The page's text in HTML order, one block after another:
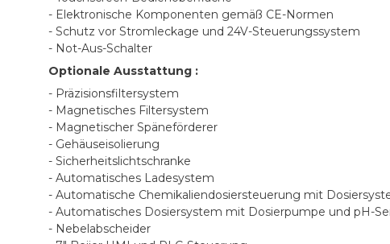
- Elektronische Komponenten gemäß CE-Normen
- Schutz vor Stromleckage und 24V-Steuerungssystem
- Not-Aus-Schalter
Optionale Ausstattung :
- Präzisionsfiltersystem
- Magnetisches Filtersystem
- Magnetischer Späneförderer
- Gehäuseisolierung
- Sicherheitslichtschranke
- Automatisches Ladesystem
- Automatische Chemikaliendosiersteuerung mit
- Automatisches Dosiersystem mit Dosierpumpe und pH-
- Nebelabscheider